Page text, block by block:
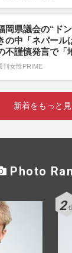
岡県議会の“ド
の中「ネパール
不謹慎発言で「
刊女性PRIME
新着をもっと見
Photo